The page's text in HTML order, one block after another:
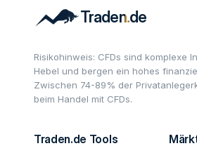
Risikohinweis: CFDs sind komplexe
Hebel und bergen ein hohes
Zwischen 74-89% der
beim Handel mit CFDs.
Traden.de Tools